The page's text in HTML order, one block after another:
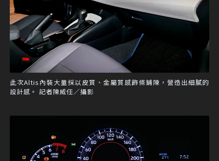
此次Altis內裝大量採以皮質、金屬質感飾條鋪陳，營造出細膩的
設計感。 記者陳威任／攝影